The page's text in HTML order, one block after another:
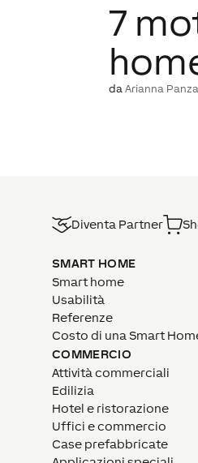
7
daArianna
Diventa Partner
SMART HOME
Smart home
Usabilità
Referenze
Costo di una Smart
COMMERCIO
Attività commerciali
Edilizia
Hotel e ristorazione
Uffici e commercio
Case prefabbricate